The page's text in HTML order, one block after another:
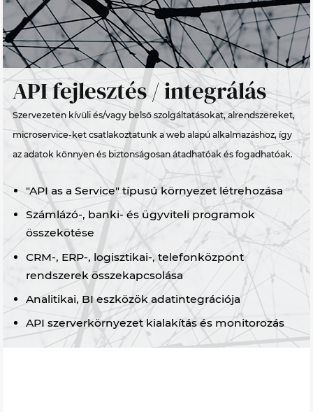
API fejlesztés / integrálás
Szervezeten kívüli és/vagy belső szolgáltatásokat, alrendszereket,
microservice-ket csatlakoztatunk a web alapú alkalmazáshoz, így
az adatok könnyen és biztonságosan átadhatóak és fogadhatóak.
"API as a Service" típusú környezet létrehozása
Számlázó-, banki- és ügyviteli programok
összekötése
CRM-, ERP-, logisztikai-, telefonközpont
rendszerek összekapcsolása
Analitikai, BI eszközök adatintegrációja
API szerverkörnyezet kialakítás és monitorozás